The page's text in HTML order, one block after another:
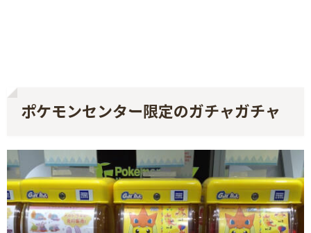
ポケモンセンター限定のガチャガチャ